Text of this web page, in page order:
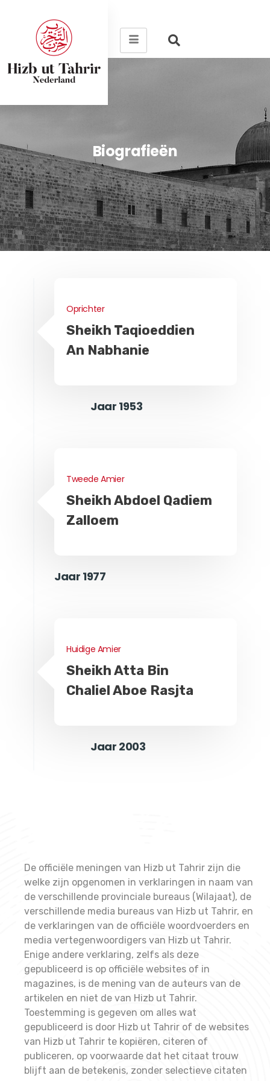
Biografieën
Oprichter
Sheikh Taqioeddien
An Nabhanie
Jaar 1953
Tweede Amier
Sheikh Abdoel Qadiem
Zalloem
Jaar 1977
Huidige Amier
Sheikh Atta Bin
Chaliel Aboe Rasjta
Jaar 2003
De officiële meningen van Hizb ut Tahrir zijn die
welke zijn opgenomen in verklaringen in naam van
de verschillende provinciale bureaus (Wilajaat), de
verschillende media bureaus van Hizb ut Tahrir, en
de verklaringen van de officiële woordvoerders en
media vertegenwoordigers van Hizb ut Tahrir.
Enige andere verklaring, zelfs als deze
gepubliceerd is op officiële websites of in
magazines, is de mening van de auteurs van de
artikelen en niet de van Hizb ut Tahrir.
Toestemming is gegeven om alles wat
gepubliceerd is door Hizb ut Tahrir of de websites
van Hizb ut Tahrir te kopiëren, citeren of
publiceren, op voorwaarde dat het citaat trouw
blijft aan de betekenis, zonder selectieve citaten